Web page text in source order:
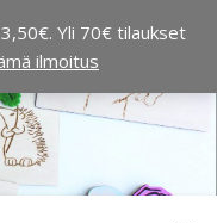
Yli 70€ tilaukset
ilmoitus